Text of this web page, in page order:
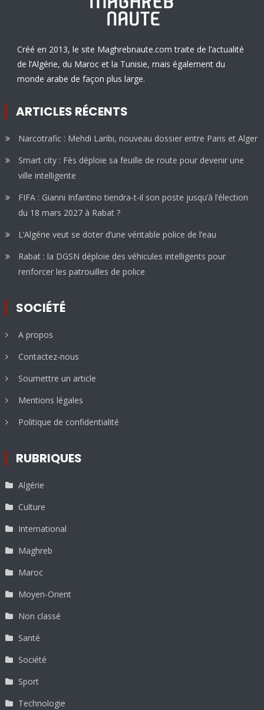
Créé en 2013, le site Maghrebnaute.com traite de l’actualité
de l’Algérie, du Maroc et la Tunisie, mais également du
monde arabe de façon plus large.
ARTICLES RÉCENTS
Narcotrafic : Mehdi Laribi, nouveau dossier entre Paris et Alger
Smart city : Fès déploie sa feuille de route pour devenir une
ville intelligente
FIFA : Gianni Infantino tiendra-t-il son poste jusqu’à l’élection
du 18 mars 2027 à Rabat ?
L’Algérie veut se doter d’une véritable police de l’eau
Rabat : la DGSN déploie des véhicules intelligents pour
renforcer les patrouilles de police
SOCIÉTÉ
A propos
Contactez-nous
Soumettre un article
Mentions légales
Politique de confidentialité
RUBRIQUES
Algérie
Culture
International
Maghreb
Maroc
Moyen-Orient
Non classé
Santé
Société
Sport
Technologie